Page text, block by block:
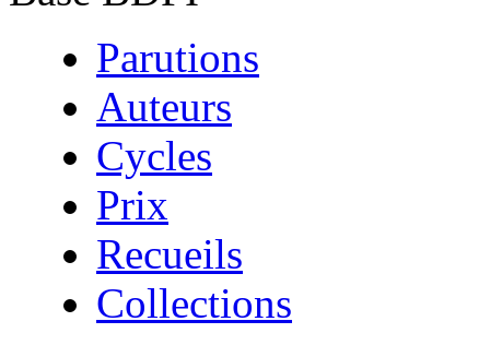
Parutions
Auteurs
Cycles
Prix
Recueils
Collections